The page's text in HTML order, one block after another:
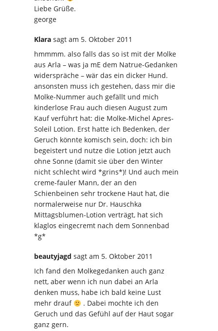
Liebe Grüße.
george
Klara sagt am 5. Oktober 2011
hmmmm. also falls das so ist mit der Molke
aus Arla – was ja mE dem Natrue-Gedanken
widerspräche – wär das ein dicker Hund.
ansonsten muss ich gestehen, dass mir die
Molke-Nummer auch gefällt und mich
kinderlose Frau auch diesen August zum
Kauf verführt hat: die Molke-Michel Apres-
Soleil Lotion. Erst hatte ich Bedenken, der
Geruch könnte komisch sein, doch: ich bin
begeistert und nutze die Lotion jetzt auch
ohne Sonne (damit sie über den Winter
nicht schlecht wird *grins*)! Und auch mein
creme-fauler Mann, der an den
Schienbeinen sehr trockene Haut hat, die
normalerweise nur Dr. Hauschka
Mittagsblumen-Lotion verträgt, hat sich
klaglos eingecremt nach dem Sonnenbad
*g*
beautyjagd sagt am 5. Oktober 2011
Ich fand den Molkegedanken auch ganz
nett, aber wenn ich nun dabei an Arla
denken muss, habe ich bald keine Lust
mehr drauf
. Dabei mochte ich den
Geruch und das Gefühl auf der Haut sogar
ganz gern.